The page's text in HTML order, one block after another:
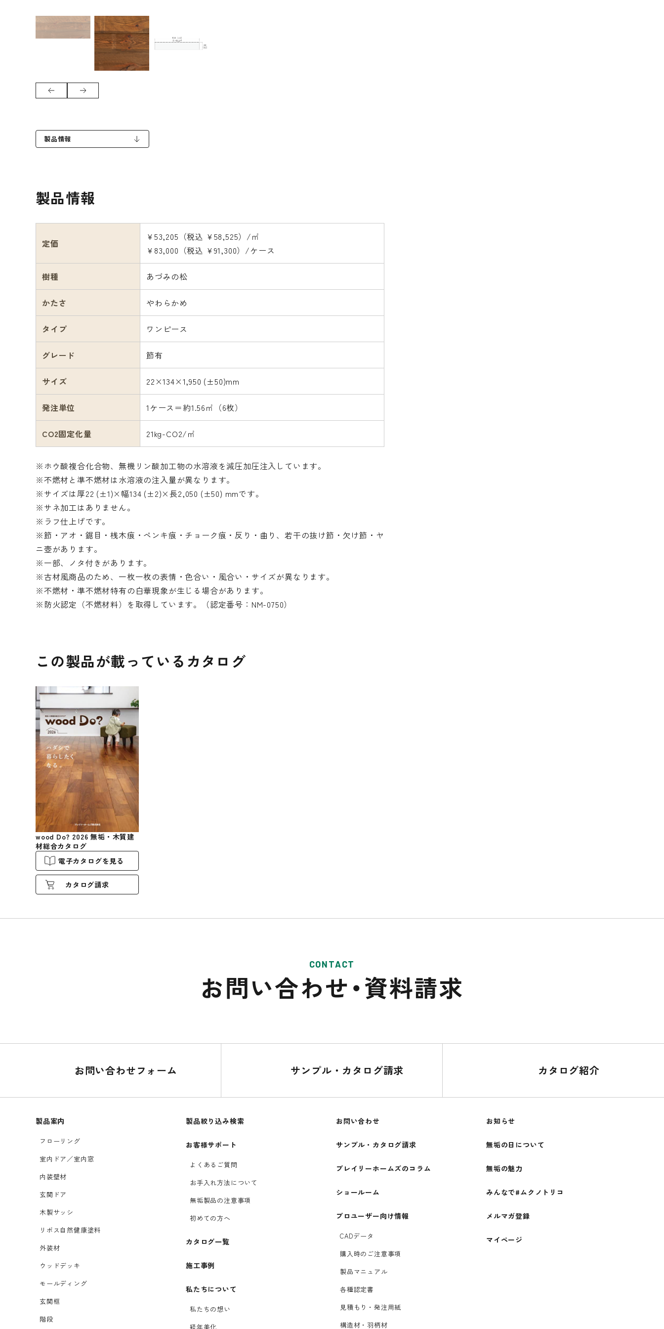
製品情報
製品情報
定価
¥53,205（税込 ¥58,525）/㎡
¥83,000（税込 ¥91,300）/ケース
樹種 あづみの松
かたさ やわらかめ
タイプ ワンピース
グレード 節有
サイズ 22×134×1,950 (±50)mm
発注単位 1ケース＝約1.56㎡（6枚）
CO2固定化量 21kg-CO2/㎡
※ホウ酸複合化合物、無機リン酸加工物の水溶液を減圧加圧注入しています。
※不燃材と準不燃材は水溶液の注入量が異なります。
※サイズは厚22 (±1)×幅134 (±2)×長2,050 (±50) mmです。
※サネ加工はありません。
※ラフ仕上げです。
※節・アオ・鋸目・桟木痕・ペンキ痕・チョーク痕・反り・曲り、若干の抜け節・欠け節・ヤ
ニ壺があります。
※一部、ノタ付きがあります。
※古材風商品のため、一枚一枚の表情・色合い・風合い・サイズが異なります。
※不燃材・準不燃材特有の白華現象が生じる場合があります。
※防火認定（不燃材料）を取得しています。（認定番号：NM-0750）
この製品が載っているカタログ
wood Do? 2026 無垢・木質建
材総合カタログ
電子カタログを見る
カタログ請求
CONTACT
お問い合わせ・資料請求
お問い合わせフォーム サンプル・カタログ請求 カタログ紹介
製品案内
フローリング
室内ドア／室内窓
内装壁材
玄関ドア
木製サッシ
リボス自然健康塗料
外装材
ウッドデッキ
モールディング
玄関框
階段
製品絞り込み検索
お客様サポート
よくあるご質問
お手入れ方法について
無垢製品の注意事項
初めての方へ
カタログ一覧
施工事例
私たちについて
私たちの想い
経年美化
お問い合わせ
サンプル・カタログ請求
プレイリーホームズのコラム
ショールーム
プロユーザー向け情報
CADデータ
購入時のご注意事項
製品マニュアル
各種認定書
見積もり・発注用紙
構造材・羽柄材
お知らせ
無垢の日について
無垢の魅力
みんなで#ムクノトリコ
メルマガ登録
マイページ